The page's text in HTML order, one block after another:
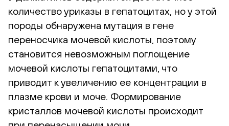
количество уриказы в гепатоцитах, но у этой
породы обнаружена мутация в гене
переносчика мочевой кислоты, поэтому
становится невозможным поглощение
мочевой кислоты гепатоцитами, что
приводит к увеличению ее концентрации в
плазме крови и моче. Формирование
кристаллов мочевой кислоты происходит